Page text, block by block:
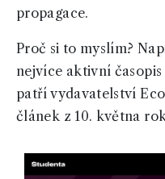
propagace.
Proč si to myslím?
nejvíce aktivní
patří vydavatelství
článek z 10. května